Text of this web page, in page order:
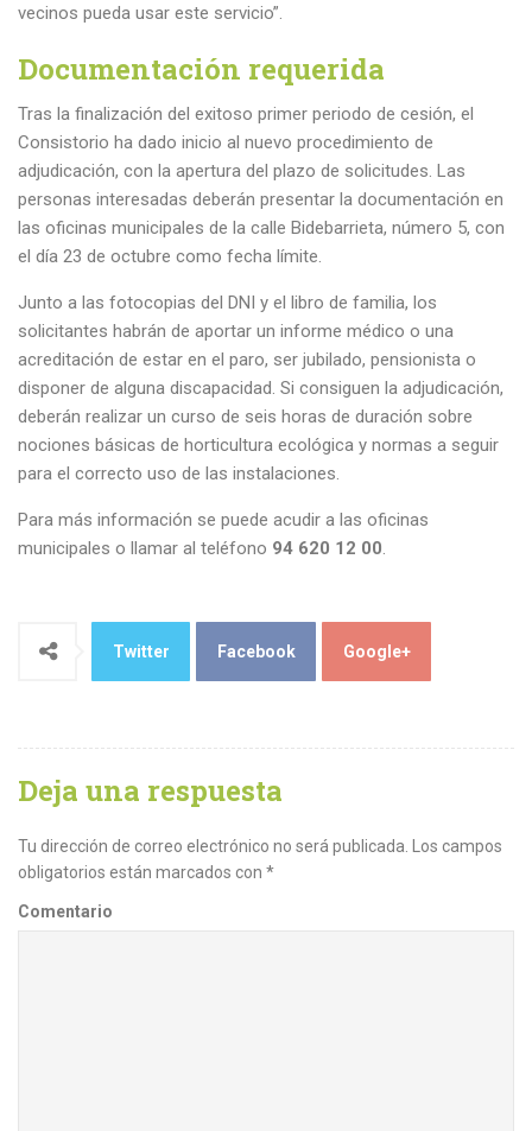
vecinos pueda usar este servicio”.
Documentación requerida
Tras la finalización del exitoso primer periodo de cesión, el
Consistorio ha dado inicio al nuevo procedimiento de
adjudicación, con la apertura del plazo de solicitudes. Las
personas interesadas deberán presentar la documentación en
las oficinas municipales de la calle Bidebarrieta, número 5, con
el día 23 de octubre como fecha límite.
Junto a las fotocopias del DNI y el libro de familia, los
solicitantes habrán de aportar un informe médico o una
acreditación de estar en el paro, ser jubilado, pensionista o
disponer de alguna discapacidad. Si consiguen la adjudicación,
deberán realizar un curso de seis horas de duración sobre
nociones básicas de horticultura ecológica y normas a seguir
para el correcto uso de las instalaciones.
Para más información se puede acudir a las oficinas
municipales o llamar al teléfono 94 620 12 00
Twitter Facebook Google+
Deja una respuesta
Tu dirección de correo electrónico no será publicada. Los campos
obligatorios están marcados con *
Comentario